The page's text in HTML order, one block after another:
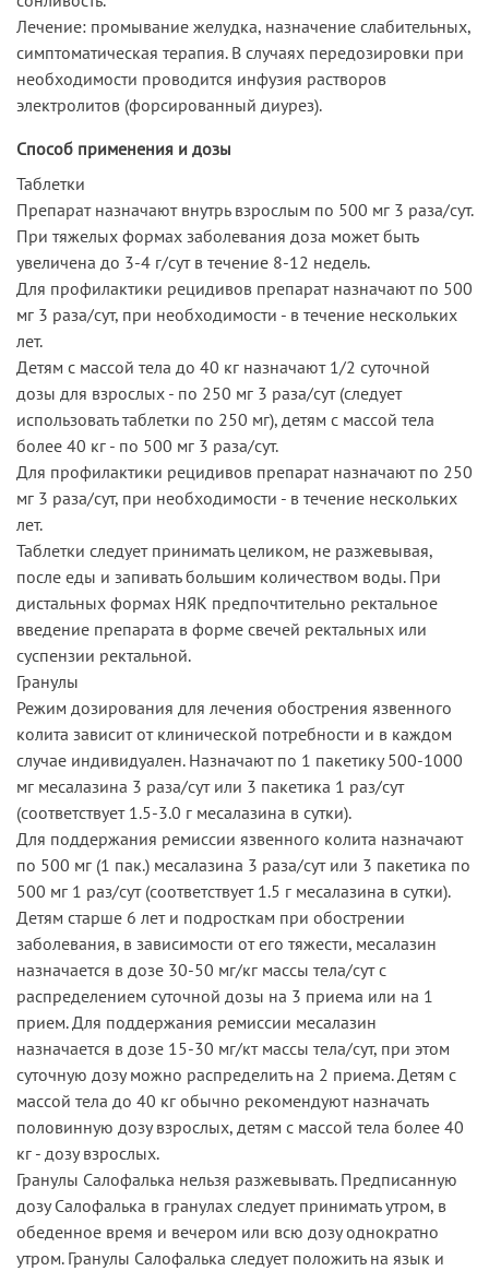
Лечение: промывание желудка, назначение слабительных,
симптоматическая терапия. В случаях передозировки при
необходимости проводится инфузия pacтворов
электролитов (форсированный диурез).
Способ применения и дозы
Таблетки
Препарат назначают внутрь взрослым по 500 мг 3 раза/сут.
При тяжелых формах заболевания доза может быть
увеличена до 3-4 г/сут в течение 8-12 недель.
Для профилактики рецидивов препарат назначают по 500
мг 3 раза/сут, при необходимости - в течение нескольких
лет.
Детям с массой тела до 40 кг назначают 1/2 суточной
дозы для взрослых - по 250 мг 3 раза/сут (следует
использовать таблетки по 250 мг), детям с массой тела
более 40 кг - по 500 мг 3 раза/сут.
Для профилактики рецидивов препарат назначают по 250
мг 3 раза/сут, при необходимости - в течение нескольких
лет.
Таблетки следует принимать целиком, не разжевывая,
после еды и запивать большим количеством воды. При
дистальных формах НЯК предпочтительно ректальное
введение препарата в форме свечей ректальных или
суспензии ректальной.
Гранулы
Режим дозирования для лечения обострения язвенного
колита зависит от клинической потребности и в каждом
случае индивидуален. Назначают по 1 пакетику 500-1000
мг месалазина 3 раза/сут или 3 пакетика 1 раз/сут
(соответствует 1.5-3.0 г месалазина в сутки).
Для поддержания ремиссии язвенного колита назначают
по 500 мг (1 пак.) месалазина 3 раза/сут или 3 пакетика по
500 мг 1 раз/сут (соответствует 1.5 г месалазина в сутки).
Детям старше 6 лет и подросткам при обострении
заболевания, в зависимости oт его тяжести, месалазин
назначается в дозе 30-50 мг/кг массы тела/сут с
распределением суточной дозы на 3 приема или на 1
прием. Для поддержания ремиссии месалазин
назначается в дозе 15-30 мг/кт массы тела/сут, при этом
суточную дозу можно распределить на 2 приема. Детям с
массой тела до 40 кг обычно рекомендуют назначать
половинную дозу взрослых, детям с массой тела более 40
кг - дозу взрослых.
Гранулы Салофалька нельзя разжевывать. Предписанную
дозу Салофалька в гранулах следует принимать утром, в
обеденное время и вечером или всю дозу однократно
утром. Гранулы Салофалька следует положить на язык и